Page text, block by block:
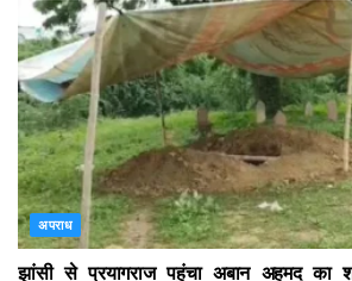
अपराध
झांसी से प्रयागराज पहुंचा अबान अहमद